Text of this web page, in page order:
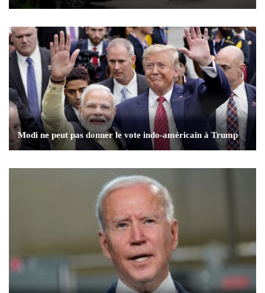
Modi ne peut pas donner le vote indo-américain à Trump